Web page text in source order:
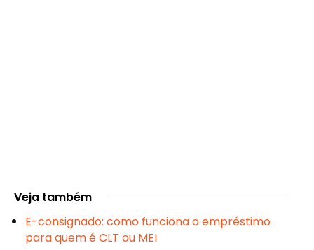
Veja também
E-consignado: como funciona o empréstimo
para quem é CLT ou MEI